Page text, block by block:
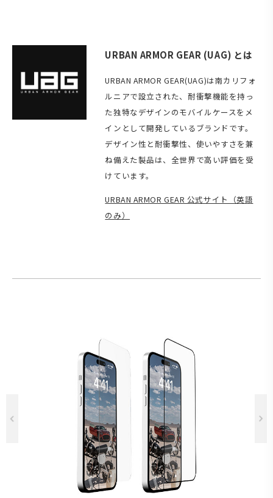
URBAN ARMOR GEAR (UAG) とは
URBAN ARMOR GEAR(UAG)は南カリフォ
ルニアで設立された、耐衝撃機能を持っ
た独特なデザインのモバイルケースをメ
インとして開発しているブランドです。
デザイン性と耐衝撃性、使いやすさを兼
ね備えた製品は、全世界で高い評価を受
けています。
URBAN ARMOR GEAR 公式サイト（英語
のみ）
Previous